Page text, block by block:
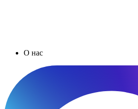
О нас